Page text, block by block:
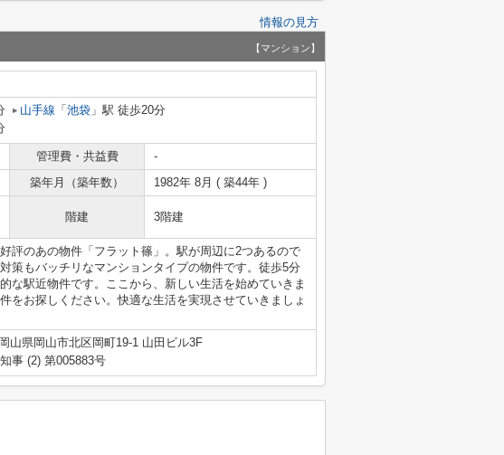
情報の見方
【マンション】
山手線 「 池袋 」駅 徒歩20分
管理費・共益費
-
築年月（築年数） 1982年 8月 ( 築44年 )
階建 3階建
評のあの物件「フラット篠」。駅が周辺に2つあるので
策もバッチリなマンションタイプの物件です。徒歩5分
な駅近物件です。ここから、新しい生活を始めていきま
をお探しください。快適な生活を実現させていきましょ
岡山県岡山市北区岡町19-1 山田ビル3F
事 (2) 第005883号